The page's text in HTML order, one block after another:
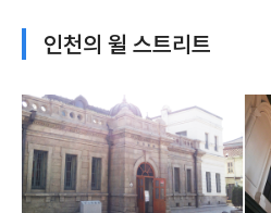
인천의 윌 스트리트